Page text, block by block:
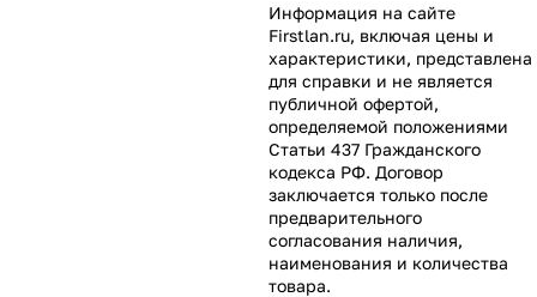
Информация на сайте
Firstlan.ru, включая цены и
характеристики, представлена
для справки и не является
публичной офертой,
определяемой положениями
Статьи 437 Гражданского
кодекса РФ. Договор
заключается только после
предварительного
согласования наличия,
наименования и количества
товара.